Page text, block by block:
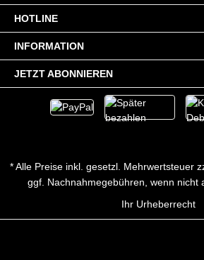
HOTLINE
INFORMATION
JETZT ABONNIEREN
* Alle Preise inkl. gesetzl. Mehrwertsteuer
ggf. Nachnahmegebühren, wenn nicht
Ihr Urheberrecht